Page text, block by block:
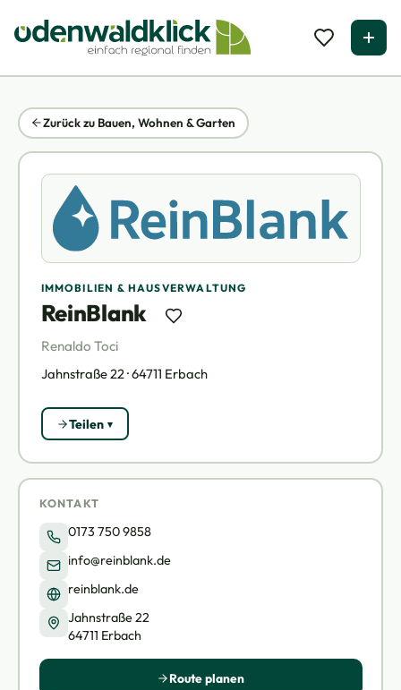
Zurück zu Bauen, Wohnen & Garten
IMMOBILIEN & HAUSVERWALTUNG
ReinBlank
Renaldo Toci
Jahnstraße 22 · 64711 Erbach
Teilen
KONTAKT
0173 750 9858
info@reinblank.de
reinblank.de
Jahnstraße 22
64711 Erbach
Route planen